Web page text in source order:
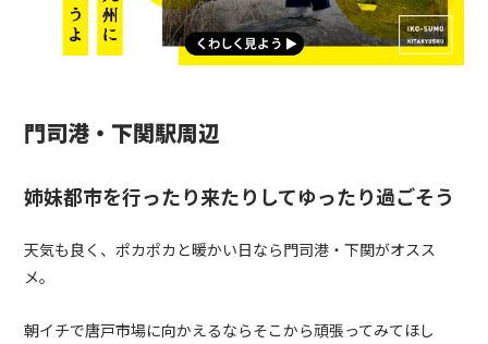
門司港・下関駅周辺
姉妹都市を行ったり来たりしてゆったり過ごそう
天気も良く、ポカポカと暖かい日なら門司港・下関がオスス
メ。
朝イチで唐戸市場に向かえるならそこから頑張ってみてほし